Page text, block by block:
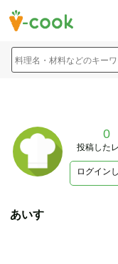
料理名・材料などのキー
0
投稿した
ログイン
あいす